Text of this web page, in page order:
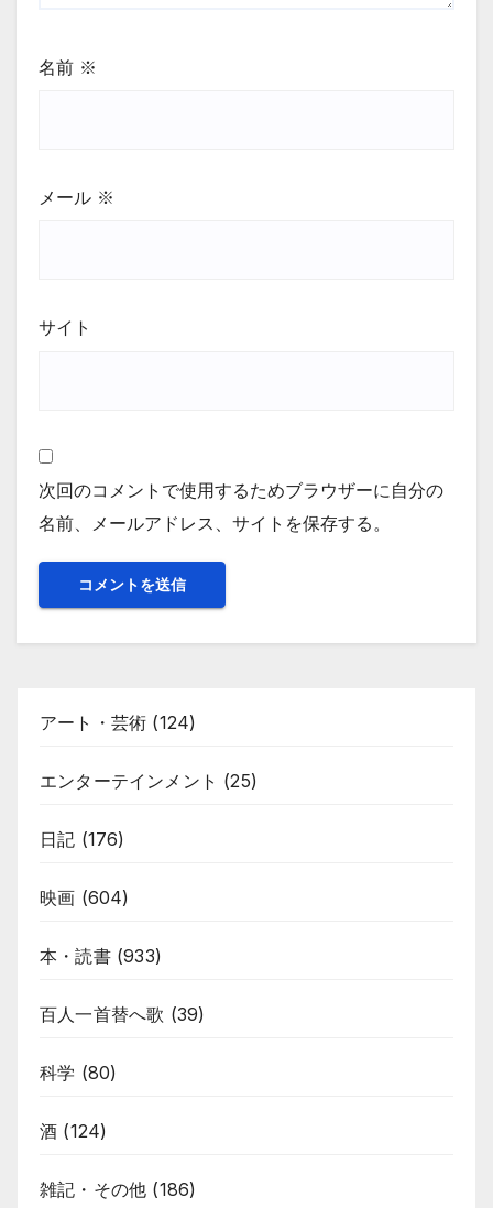
名前 ※
メール ※
サイト
次回のコメントで使用するためブラウザーに自分の
名前、メールアドレス、サイトを保存する。
アート・芸術 (124)
エンターテインメント (25)
日記 (176)
映画 (604)
本・読書(933)
百人一首替へ歌 (39)
科学 (80)
酒 (124)
雑記・その他 (186)